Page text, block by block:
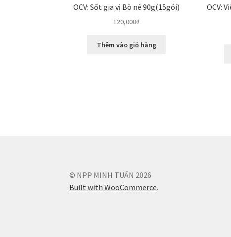
OCV: Sốt gia vị Bò né 90g(15gói)
120,000₫
Thêm vào giỏ hàng
OCV:
© NPP MINH TUẤN 2026
Built with WooCommerce.